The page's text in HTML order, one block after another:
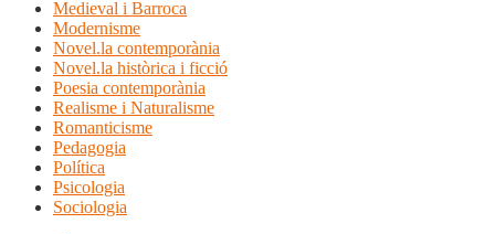
Medieval i Barroca
Modernisme
Novel.la contemporània
Novel.la històrica i ficció
Poesia contemporània
Realisme i Naturalisme
Romanticisme
Pedagogia
Política
Psicologia
Sociologia